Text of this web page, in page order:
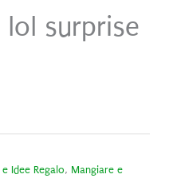
surprise
Idee Regalo, Mangiare e